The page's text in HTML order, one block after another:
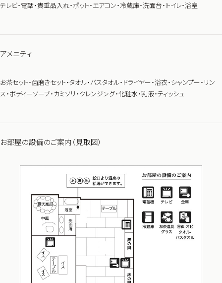
テレビ・電話・貴重品入れ・ポット・エアコン・冷蔵庫・洗面台・トイレ・浴室
アメニティ
お茶セット・歯磨きセット・タオル・バスタオル・ドライヤー・浴衣・シャンプー・リン
ス・ボディーソープ・カミソリ・クレンジング・化粧水・乳液・ティッシュ
お部屋の設備のご案内（見取図）